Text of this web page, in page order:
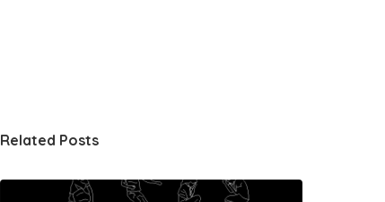
Related Posts